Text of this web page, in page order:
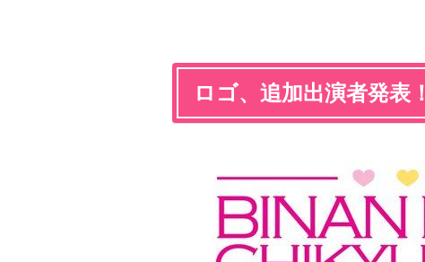
ロゴ、追加出演者発表！